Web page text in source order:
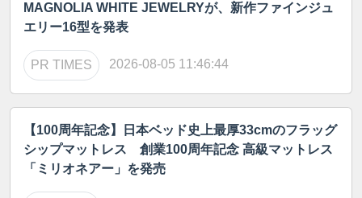
MAGNOLIA WHITE JEWELRYが、新作ファインジュ
エリー16型を発表
PR TIMES 2026-08-05 11:46:44
【100周年記念】日本ベッド史上最厚33cmのフラッグ
シップマットレス 創業100周年記念 高級マットレス
「ミリオネアー」を発売